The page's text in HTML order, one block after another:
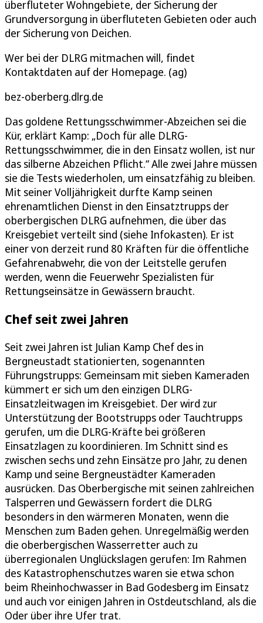
überfluteter Wohngebiete, der Sicherung der
Grundversorgung in überfluteten Gebieten oder auch
der Sicherung von Deichen.
Wer bei der DLRG mitmachen will, findet
Kontaktdaten auf der Homepage. (ag)
bez-oberberg.dlrg.de
Das goldene Rettungsschwimmer-Abzeichen sei die
Kür, erklärt Kamp: „Doch für alle DLRG-
Rettungsschwimmer, die in den Einsatz wollen, ist nur
das silberne Abzeichen Pflicht.“ Alle zwei Jahre müssen
sie die Tests wiederholen, um einsatzfähig zu bleiben.
Mit seiner Volljährigkeit durfte Kamp seinen
ehrenamtlichen Dienst in den Einsatztrupps der
oberbergischen DLRG aufnehmen, die über das
Kreisgebiet verteilt sind (siehe Infokasten). Er ist
einer von derzeit rund 80 Kräften für die öffentliche
Gefahrenabwehr, die von der Leitstelle gerufen
werden, wenn die Feuerwehr Spezialisten für
Rettungseinsätze in Gewässern braucht.
Chef seit zwei Jahren
Seit zwei Jahren ist Julian Kamp Chef des in
Bergneustadt stationierten, sogenannten
Führungstrupps: Gemeinsam mit sieben Kameraden
kümmert er sich um den einzigen DLRG-
Einsatzleitwagen im Kreisgebiet. Der wird zur
Unterstützung der Bootstrupps oder Tauchtrupps
gerufen, um die DLRG-Kräfte bei größeren
Einsatzlagen zu koordinieren. Im Schnitt sind es
zwischen sechs und zehn Einsätze pro Jahr, zu denen
Kamp und seine Bergneustädter Kameraden
ausrücken. Das Oberbergische mit seinen zahlreichen
Talsperren und Gewässern fordert die DLRG
besonders in den wärmeren Monaten, wenn die
Menschen zum Baden gehen. Unregelmäßig werden
die oberbergischen Wasserretter auch zu
überregionalen Unglückslagen gerufen: Im Rahmen
des Katastrophenschutzes waren sie etwa schon
beim Rheinhochwasser in Bad Godesberg im Einsatz
und auch vor einigen Jahren in Ostdeutschland, als die
Oder über ihre Ufer trat.